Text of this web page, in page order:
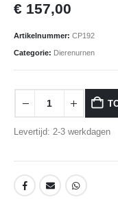
€ 157,00
Artikelnummer: CP192
Categorie: Dierenurnen
Levertijd: 2-3 werkdagen